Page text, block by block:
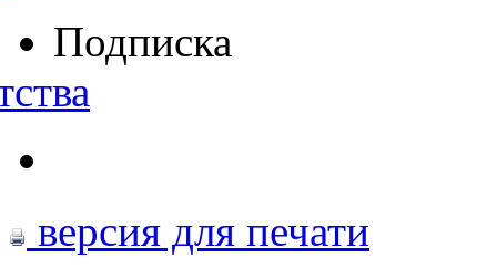
Подписка
версия для печати